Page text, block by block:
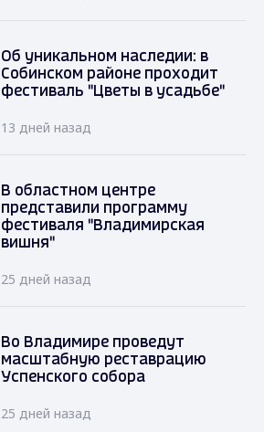
Об уникальном наследии: в
Собинском районе проходит
фестиваль "Цветы в усадьбе"
13 дней назад
В областном центре
представили программу
фестиваля "Владимирская
вишня"
25 дней назад
Во Владимире проведут
масштабную реставрацию
Успенского собора
25 дней назад